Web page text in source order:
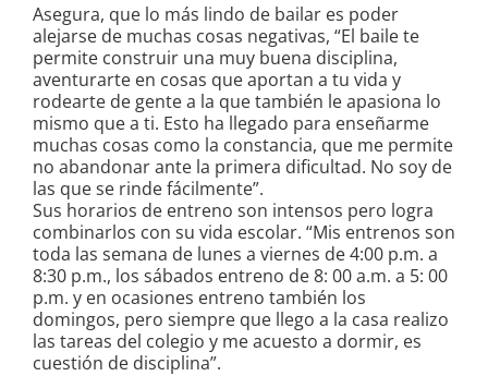
Asegura, que lo más lindo de bailar es poder
alejarse de muchas cosas negativas, “El baile te
permite construir una muy buena disciplina,
aventurarte en cosas que aportan a tu vida y
rodearte de gente a la que también le apasiona lo
mismo que a ti. Esto ha llegado para enseñarme
muchas cosas como la constancia, que me permite
no abandonar ante la primera dificultad. No soy de
las que se rinde fácilmente”.
Sus horarios de entreno son intensos pero logra
combinarlos con su vida escolar. “Mis entrenos son
toda las semana de lunes a viernes de 4:00 p.m. a
8:30 p.m., los sábados entreno de 8: 00 a.m. a 5: 00
p.m. y en ocasiones entreno también los
domingos, pero siempre que llego a la casa realizo
las tareas del colegio y me acuesto a dormir, es
cuestión de disciplina”.